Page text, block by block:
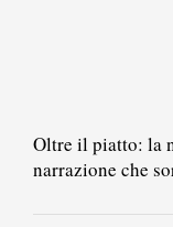
Oltre il piatto: la
narrazione che